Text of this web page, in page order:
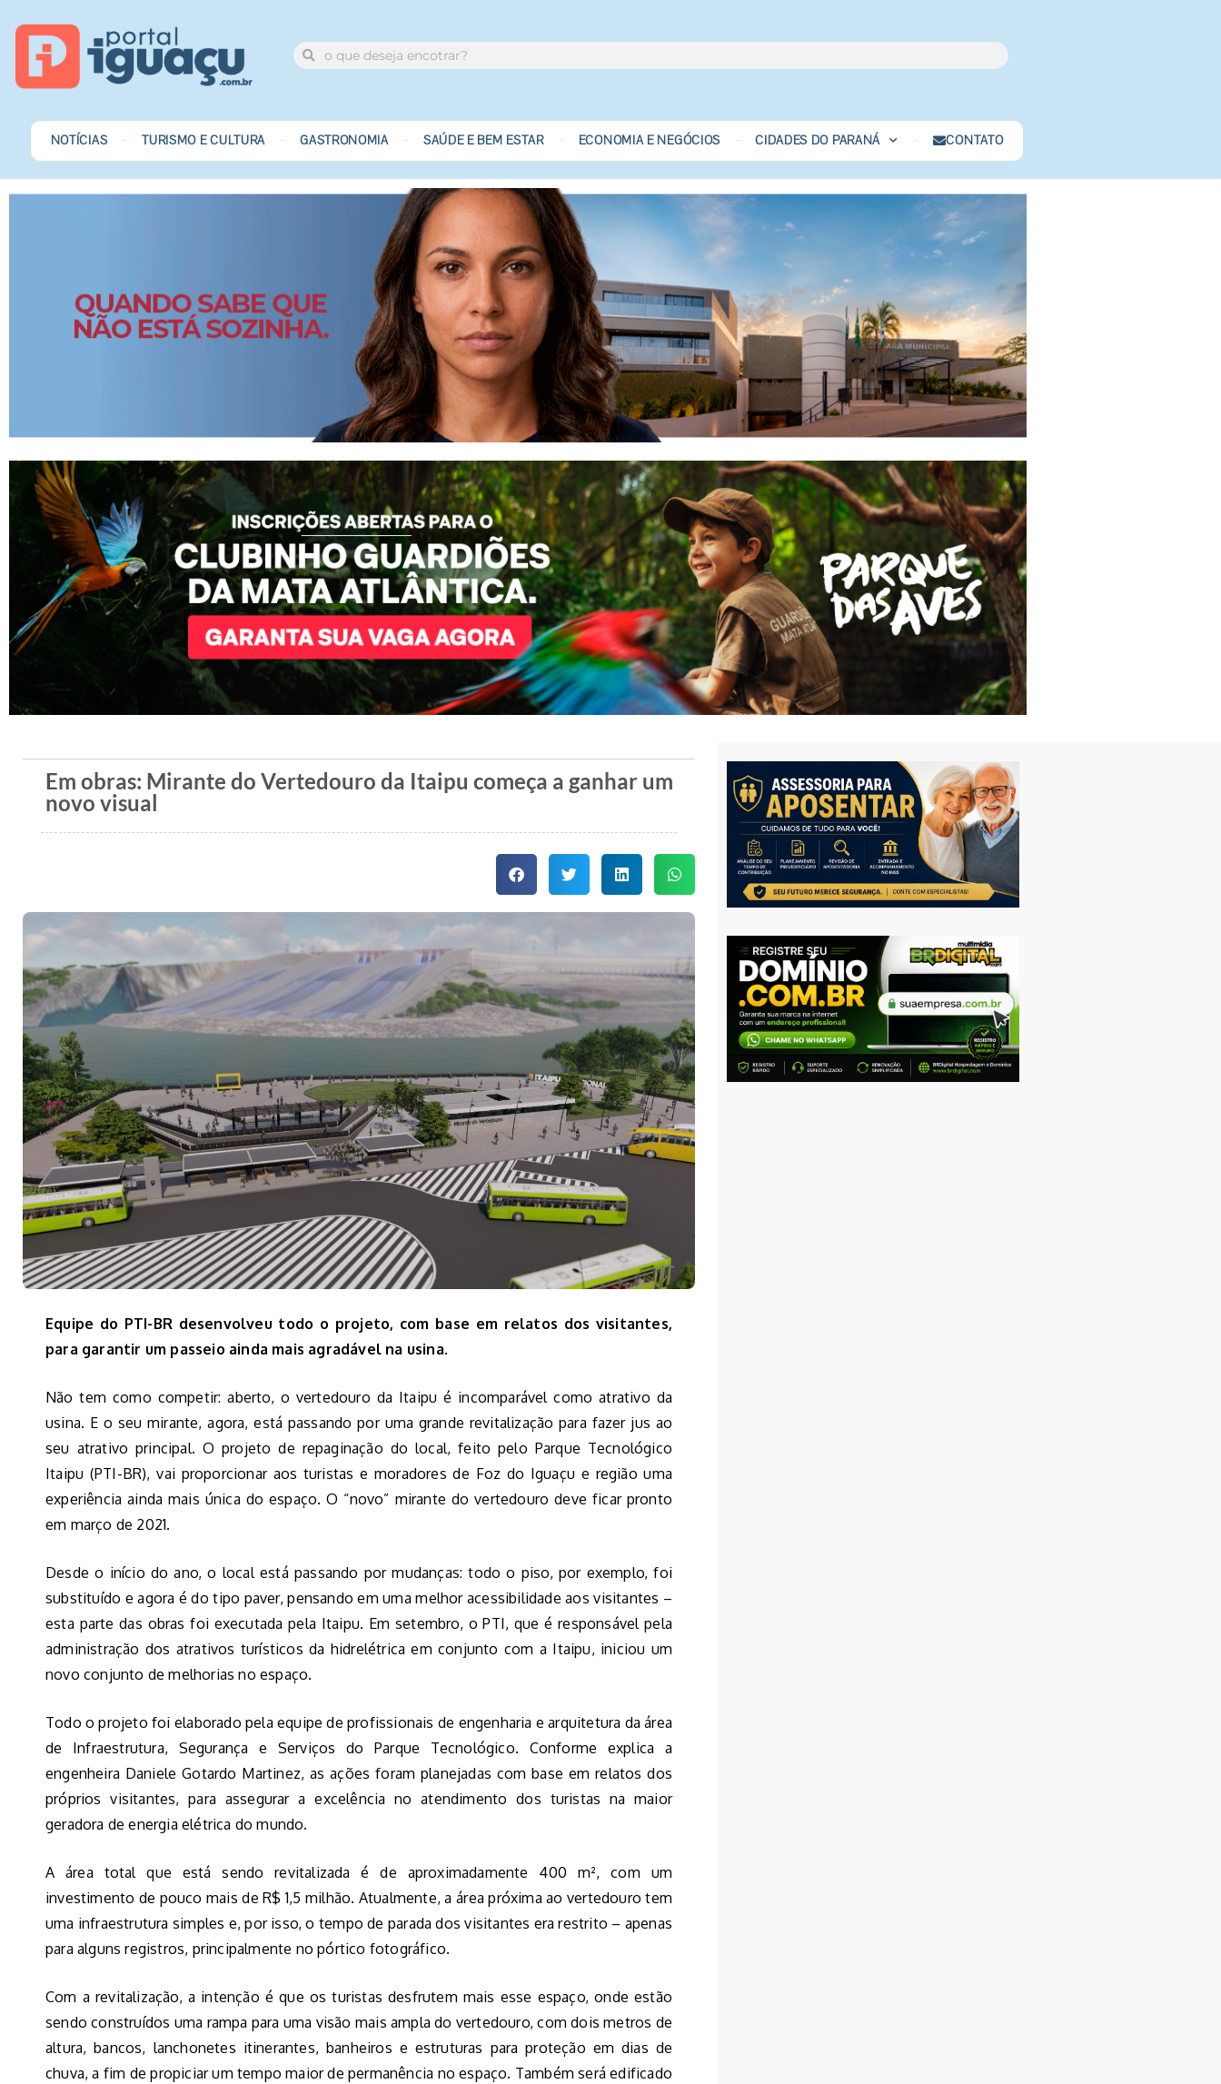
NOTÍCIAS TURISMO E CULTURA GASTRONOMIA SAÚDE E BEM ESTAR ECONOMIA E NEGÓCIOS CIDADES DO PARANÁ CONTATO
Em obras: Mirante do Vertedouro da Itaipu começa a ganhar um
novo visual
Equipe do PTI-BR desenvolveu todo o projeto, com base em relatos dos visitantes,
para garantir um passeio ainda mais agradável na usina.
Não tem como competir: aberto, o vertedouro da Itaipu é incomparável como atrativo da
usina. E o seu mirante, agora, está passando por uma grande revitalização para fazer jus ao
seu atrativo principal. O projeto de repaginação do local, feito pelo Parque Tecnológico
Itaipu (PTI-BR), vai proporcionar aos turistas e moradores de Foz do Iguaçu e região uma
experiência ainda mais única do espaço. O “novo” mirante do vertedouro deve ficar pronto
em março de 2021.
Desde o início do ano, o local está passando por mudanças: todo o piso, por exemplo, foi
substituído e agora é do tipo paver, pensando em uma melhor acessibilidade aos visitantes –
esta parte das obras foi executada pela Itaipu. Em setembro, o PTI, que é responsável pela
administração dos atrativos turísticos da hidrelétrica em conjunto com a Itaipu, iniciou um
novo conjunto de melhorias no espaço.
Todo o projeto foi elaborado pela equipe de profissionais de engenharia e arquitetura da área
de Infraestrutura, Segurança e Serviços do Parque Tecnológico. Conforme explica a
engenheira Daniele Gotardo Martinez, as ações foram planejadas com base em relatos dos
próprios visitantes, para assegurar a excelência no atendimento dos turistas na maior
geradora de energia elétrica do mundo.
A área total que está sendo revitalizada é de aproximadamente 400 m², com um
investimento de pouco mais de R$ 1,5 milhão. Atualmente, a área próxima ao vertedouro tem
uma infraestrutura simples e, por isso, o tempo de parada dos visitantes era restrito – apenas
para alguns registros, principalmente no pórtico fotográfico.
Com a revitalização, a intenção é que os turistas desfrutem mais esse espaço, onde estão
sendo construídos uma rampa para uma visão mais ampla do vertedouro, com dois metros de
altura, bancos, lanchonetes itinerantes, banheiros e estruturas para proteção em dias de
chuva, a fim de propiciar um tempo maior de permanência no espaço. Também será edificado